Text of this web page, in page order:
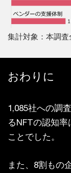
集計対象：本調査
おわりに
1,085社への調
るNFTの認知率
ことでした。
また、8割もの